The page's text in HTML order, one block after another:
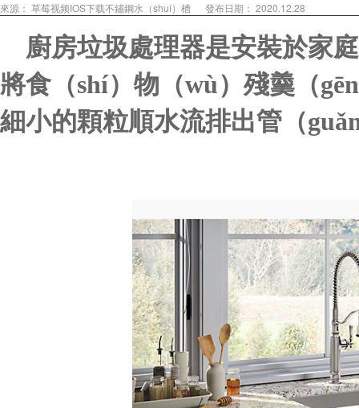
來源： 草莓视频IOS下载不鏽鋼水（shuǐ）槽 發布日期： 2020.12.28
廚房垃圾處理器是安裝於家
將食（shí）物（wù）殘羹（
細小的顆粒順水流排出管（